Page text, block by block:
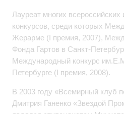
Лауреат многих
конкурсов, среди которых
Жерарме (I премия, 2007),
Фонда Гартов в Санкт-
Международный конкурс
Петербурге (I премия, 2008).
В 2003 году «Всемирный клуб
Дмитрия Ганенко «Звездой